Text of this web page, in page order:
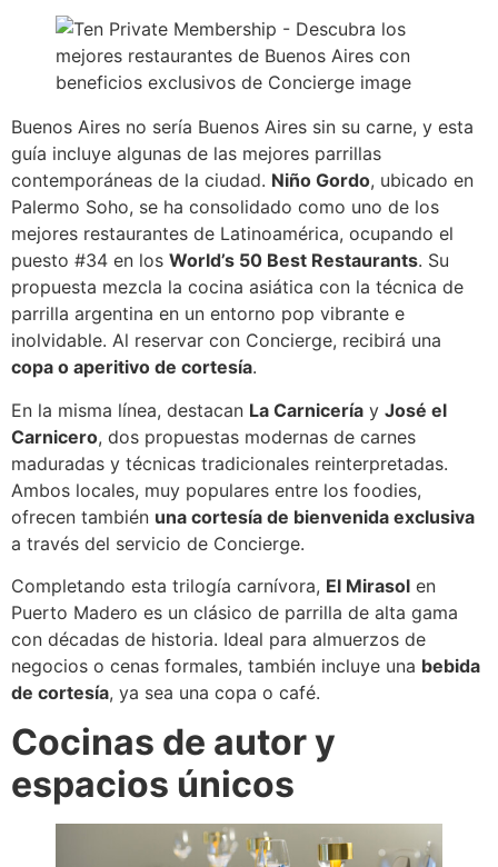
Buenos Aires no sería Buenos Aires sin su carne, y esta
guía incluye algunas de las mejores parrillas
contemporáneas de la ciudad. Niño Gordo, ubicado en
Palermo Soho, se ha consolidado como uno de los
mejores restaurantes de Latinoamérica, ocupando el
puesto #34 en los World’s 50 Best Restaurants. Su
propuesta mezcla la cocina asiática con la técnica de
parrilla argentina en un entorno pop vibrante e
inolvidable. Al reservar con Concierge, recibirá una
copa o aperitivo de cortesía.
En la misma línea, destacan La Carnicería y José el
Carnicero, dos propuestas modernas de carnes
maduradas y técnicas tradicionales reinterpretadas.
Ambos locales, muy populares entre los foodies,
ofrecen también una cortesía de bienvenida exclusiva
a través del servicio de Concierge.
Completando esta trilogía carnívora, El Mirasol en
Puerto Madero es un clásico de parrilla de alta gama
con décadas de historia. Ideal para almuerzos de
negocios o cenas formales, también incluye una bebida
de cortesía, ya sea una copa o café.
Cocinas de autor y
espacios únicos